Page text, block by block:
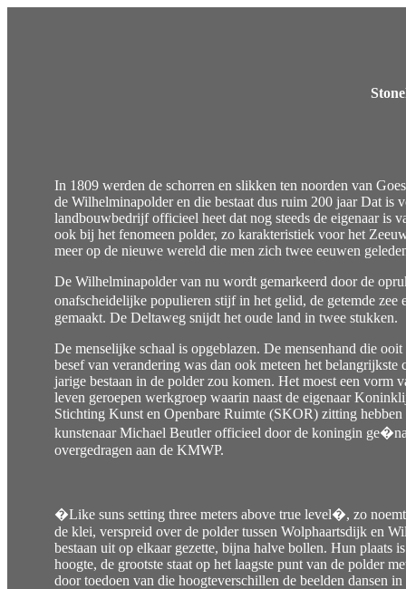
In 1809 werden de schorren en slikken ten noorden van
de Wilhelminapolder en die bestaat dus ruim 200 jaar Dat
landbouwbedrijf officieel heet dat nog steeds de eigenaar is
ook bij het fenomeen polder, zo karakteristiek voor het
meer op de nieuwe wereld die men zich twee eeuwen
De Wilhelminapolder van nu wordt gemarkeerd door de
onafscheidelijke populieren stijf in het gelid, de getemde
gemaakt. De Deltaweg snijdt het oude land in twee stukken.
De menselijke schaal is opgeblazen. De mensenhand die
besef van verandering was dan ook meteen het
jarige bestaan in de polder zou komen. Het moest een
leven geroepen werkgroep waarin naast de eigenaar
Stichting Kunst en Openbare Ruimte (SKOR) zitting
kunstenaar Michael Beutler officieel door de koningin
overgedragen aan de KMWP.
�Like suns setting three meters above true level�, zo
de klei, verspreid over de polder tussen Wolphaartsdijk en
bestaan uit op elkaar gezette, bijna halve bollen. Hun plaats
hoogte, de grootste staat op het laagste punt van de polder
door toedoen van die hoogteverschillen de beelden dansen